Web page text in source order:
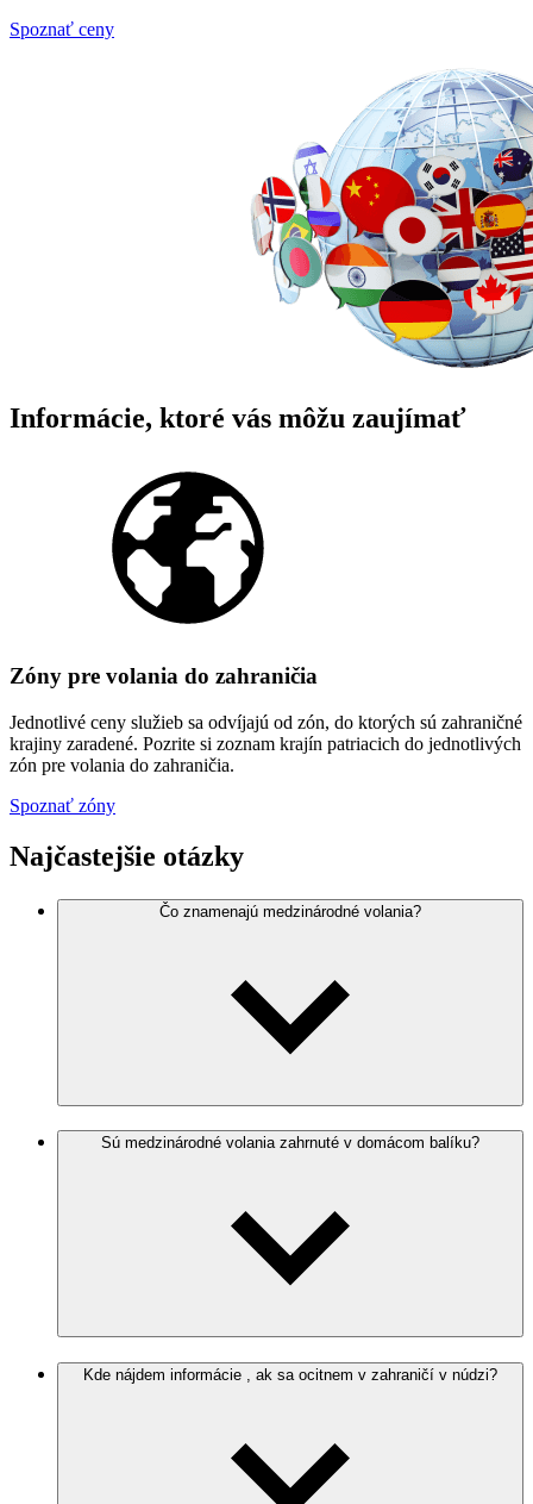
Spoznať ceny
Informácie, ktoré vás môžu zaujímať
Zóny pre volania do zahraničia
Jednotlivé ceny služieb sa odvíjajú od zón, do ktorých sú zahraničné
krajiny zaradené. Pozrite si zoznam krajín patriacich do jednotlivých
zón pre volania do zahraničia.
Spoznať zóny
Najčastejšie otázky
Čo znamenajú medzinárodné volania?
Sú medzinárodné volania zahrnuté v domácom balíku?
Kde nájdem informácie , ak sa ocitnem v zahraničí v núdzi?